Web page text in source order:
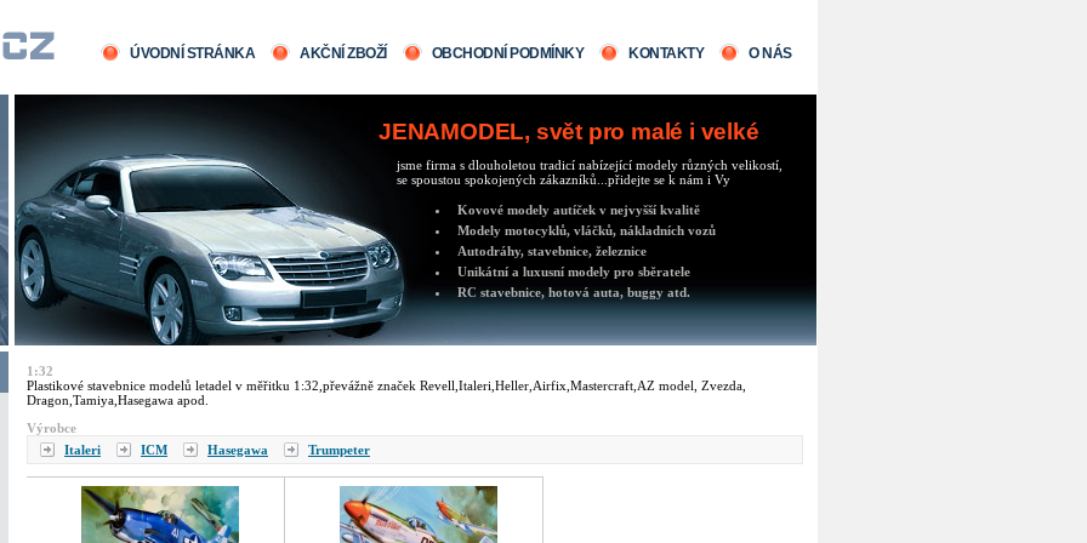
ÚVODNÍ STRÁNKA AKČNÍ ZBOŽÍ OBCHODNÍ PODMÍNKY KONTAKTY O NÁS
JENAMODEL, svět pro malé i velké
jsme firma s dlouholetou tradicí nabízející modely různých velikostí,
se spoustou spokojených zákazníků...přidejte se k nám i Vy
Kovové modely autíček v nejvyšší kvalitě
Modely motocyklů, vláčků, nákladních vozů
Autodráhy, stavebnice, železnice
Unikátní a luxusní modely pro sběratele
RC stavebnice, hotová auta, buggy atd.
1:32
Plastikové stavebnice modelů letadel v měřitku 1:32,převážně značek Revell,Italeri,Heller,Airfix,Mastercraft,AZ model, Zvezda,
Dragon,Tamiya,Hasegawa apod.
Výrobce
Italeri
ICM Hasegawa Trumpeter